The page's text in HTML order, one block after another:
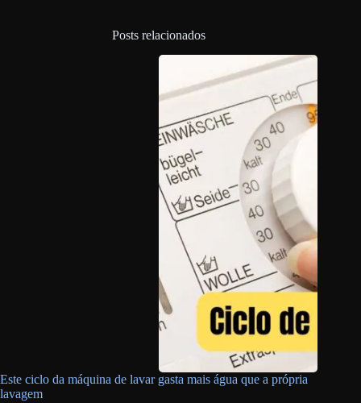
Posts relacionados
Este ciclo da máquina de lavar gasta mais água que a própria
lavagem